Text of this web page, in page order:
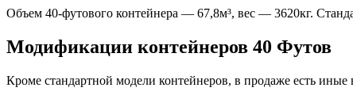
Объем 40-футового контейнера — 67,8м³, вес — 3620кг.
Модификации контейнеров 40 Футов
Кроме стандартной модели контейнеров, в продаже есть